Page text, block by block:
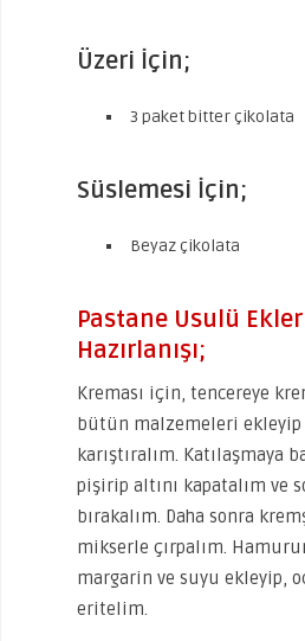
Üzeri İçin;
3 paket bitter çikolata
Süslemesi İçin;
Beyaz çikolata
Pastane Usulü
Hazırlanışı;
Kreması için, tencereye
bütün malzemeleri
karıştıralım. Katılaşmaya
pişirip altını kapatalım ve
bırakalım. Daha sonra
mikserle çırpalım.
margarin ve suyu ekleyip,
eritelim.